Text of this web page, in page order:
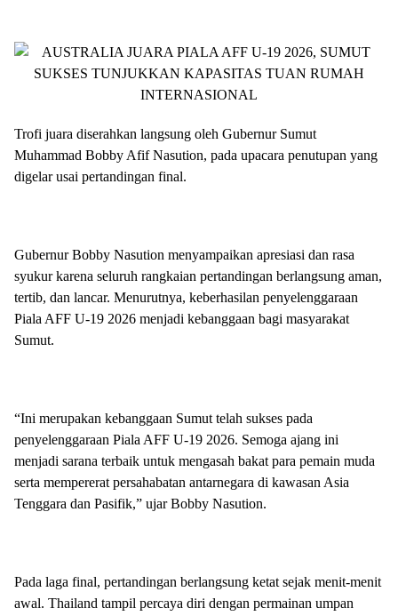
Trofi juara diserahkan langsung oleh Gubernur Sumut
Muhammad Bobby Afif Nasution, pada upacara penutupan yang
digelar usai pertandingan final.
Gubernur Bobby Nasution menyampaikan apresiasi dan rasa
syukur karena seluruh rangkaian pertandingan berlangsung aman,
tertib, dan lancar. Menurutnya, keberhasilan penyelenggaraan
Piala AFF U-19 2026 menjadi kebanggaan bagi masyarakat
Sumut.
“Ini merupakan kebanggaan Sumut telah sukses pada
penyelenggaraan Piala AFF U-19 2026. Semoga ajang ini
menjadi sarana terbaik untuk mengasah bakat para pemain muda
serta mempererat persahabatan antarnegara di kawasan Asia
Tenggara dan Pasifik,” ujar Bobby Nasution.
Pada laga final, pertandingan berlangsung ketat sejak menit-menit
awal. Thailand tampil percaya diri dengan permainan umpan